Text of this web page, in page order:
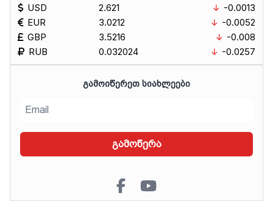
USD
EUR
GBP
RUB
2.621
3.0212
3.5216
0.032024
-0.0013
-0.0052
-0.008
-0.0257
ᲒᲐᲛᲝᲘᲬᲔᲠᲔᲗ ᲡᲘᲐᲮᲚᲔᲔᲑᲘ
გამოწერა